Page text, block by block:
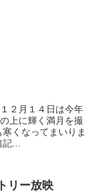
２月１４日は今年
上に輝く満月を撮
くなってまいりま
...
リー放映